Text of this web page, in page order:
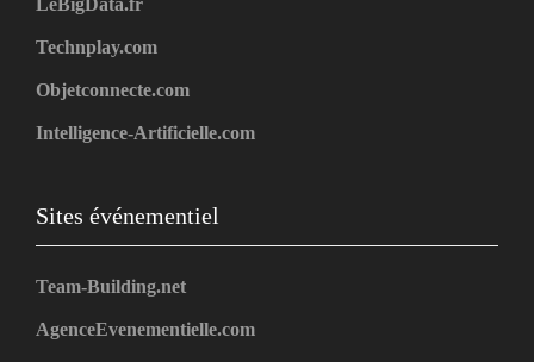
LeBigData.fr
Technplay.com
Objetconnecte.com
Intelligence-Artificielle.com
Sites événementiel
Team-Building.net
AgenceEvenementielle.com